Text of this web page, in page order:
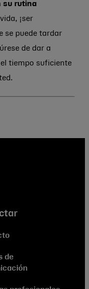
su rutina
¡ser
se puede tardar
de dar a
tiempo suficiente
de